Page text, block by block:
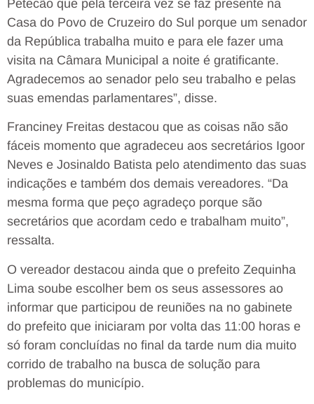
Petecão que pela terceira vez se faz presente na
Casa do Povo de Cruzeiro do Sul porque um senador
da República trabalha muito e para ele fazer uma
visita na Câmara Municipal a noite é gratificante.
Agradecemos ao senador pelo seu trabalho e pelas
suas emendas parlamentares”, disse.
Franciney Freitas destacou que as coisas não são
fáceis momento que agradeceu aos secretários Igoor
Neves e Josinaldo Batista pelo atendimento das suas
indicações e também dos demais vereadores. “Da
mesma forma que peço agradeço porque são
secretários que acordam cedo e trabalham muito”,
ressalta.
O vereador destacou ainda que o prefeito Zequinha
Lima soube escolher bem os seus assessores ao
informar que participou de reuniões na no gabinete
do prefeito que iniciaram por volta das 11:00 horas e
só foram concluídas no final da tarde num dia muito
corrido de trabalho na busca de solução para
problemas do município.